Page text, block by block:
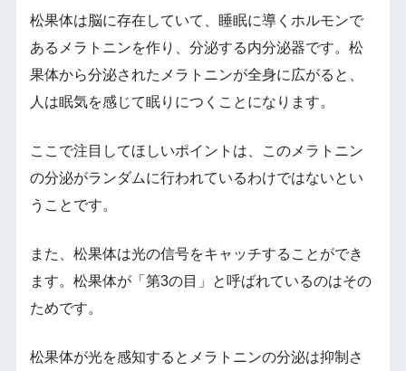
松果体は脳に存在していて、睡眠に導くホルモンで
あるメラトニンを作り、分泌する内分泌器です。松
果体から分泌されたメラトニンが全身に広がると、
人は眠気を感じて眠りにつくことになります。
ここで注目してほしいポイントは、このメラトニン
の分泌がランダムに行われているわけではないとい
うことです。
また、松果体は光の信号をキャッチすることができ
ます。松果体が「第3の目」と呼ばれているのはその
ためです。
松果体が光を感知するとメラトニンの分泌は抑制さ